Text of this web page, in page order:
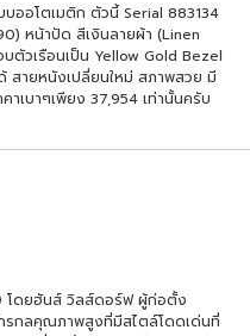
ออโตเมติก ตัวนี้ Serial 883134
หน้าปัด สีเงินลายผ้า (Linen
ตัวเรือนเป็น Yellow Gold Bezel
สายหนังเปลี่ยนใหม่ สภาพสวย มี
าเบาๆเพียง 37,954 เท่านั้นครับ
โดยฮันส์ วิลส์ดอร์ฟ ผู้ก่อตั้ง
รกลคุณภาพสูงที่มีสไตล์โดดเด่นที่